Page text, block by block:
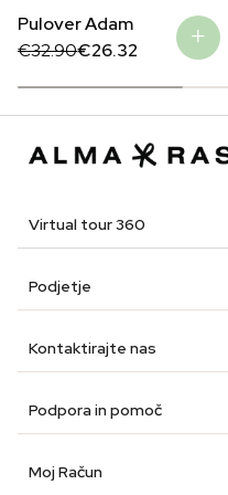
Pulover Adam
€32.90
Original
was:
€26.32
Current
is:
Virtual tour 360
Podjetje
Kontaktirajte nas
Podpora in pomoč
Moj Račun